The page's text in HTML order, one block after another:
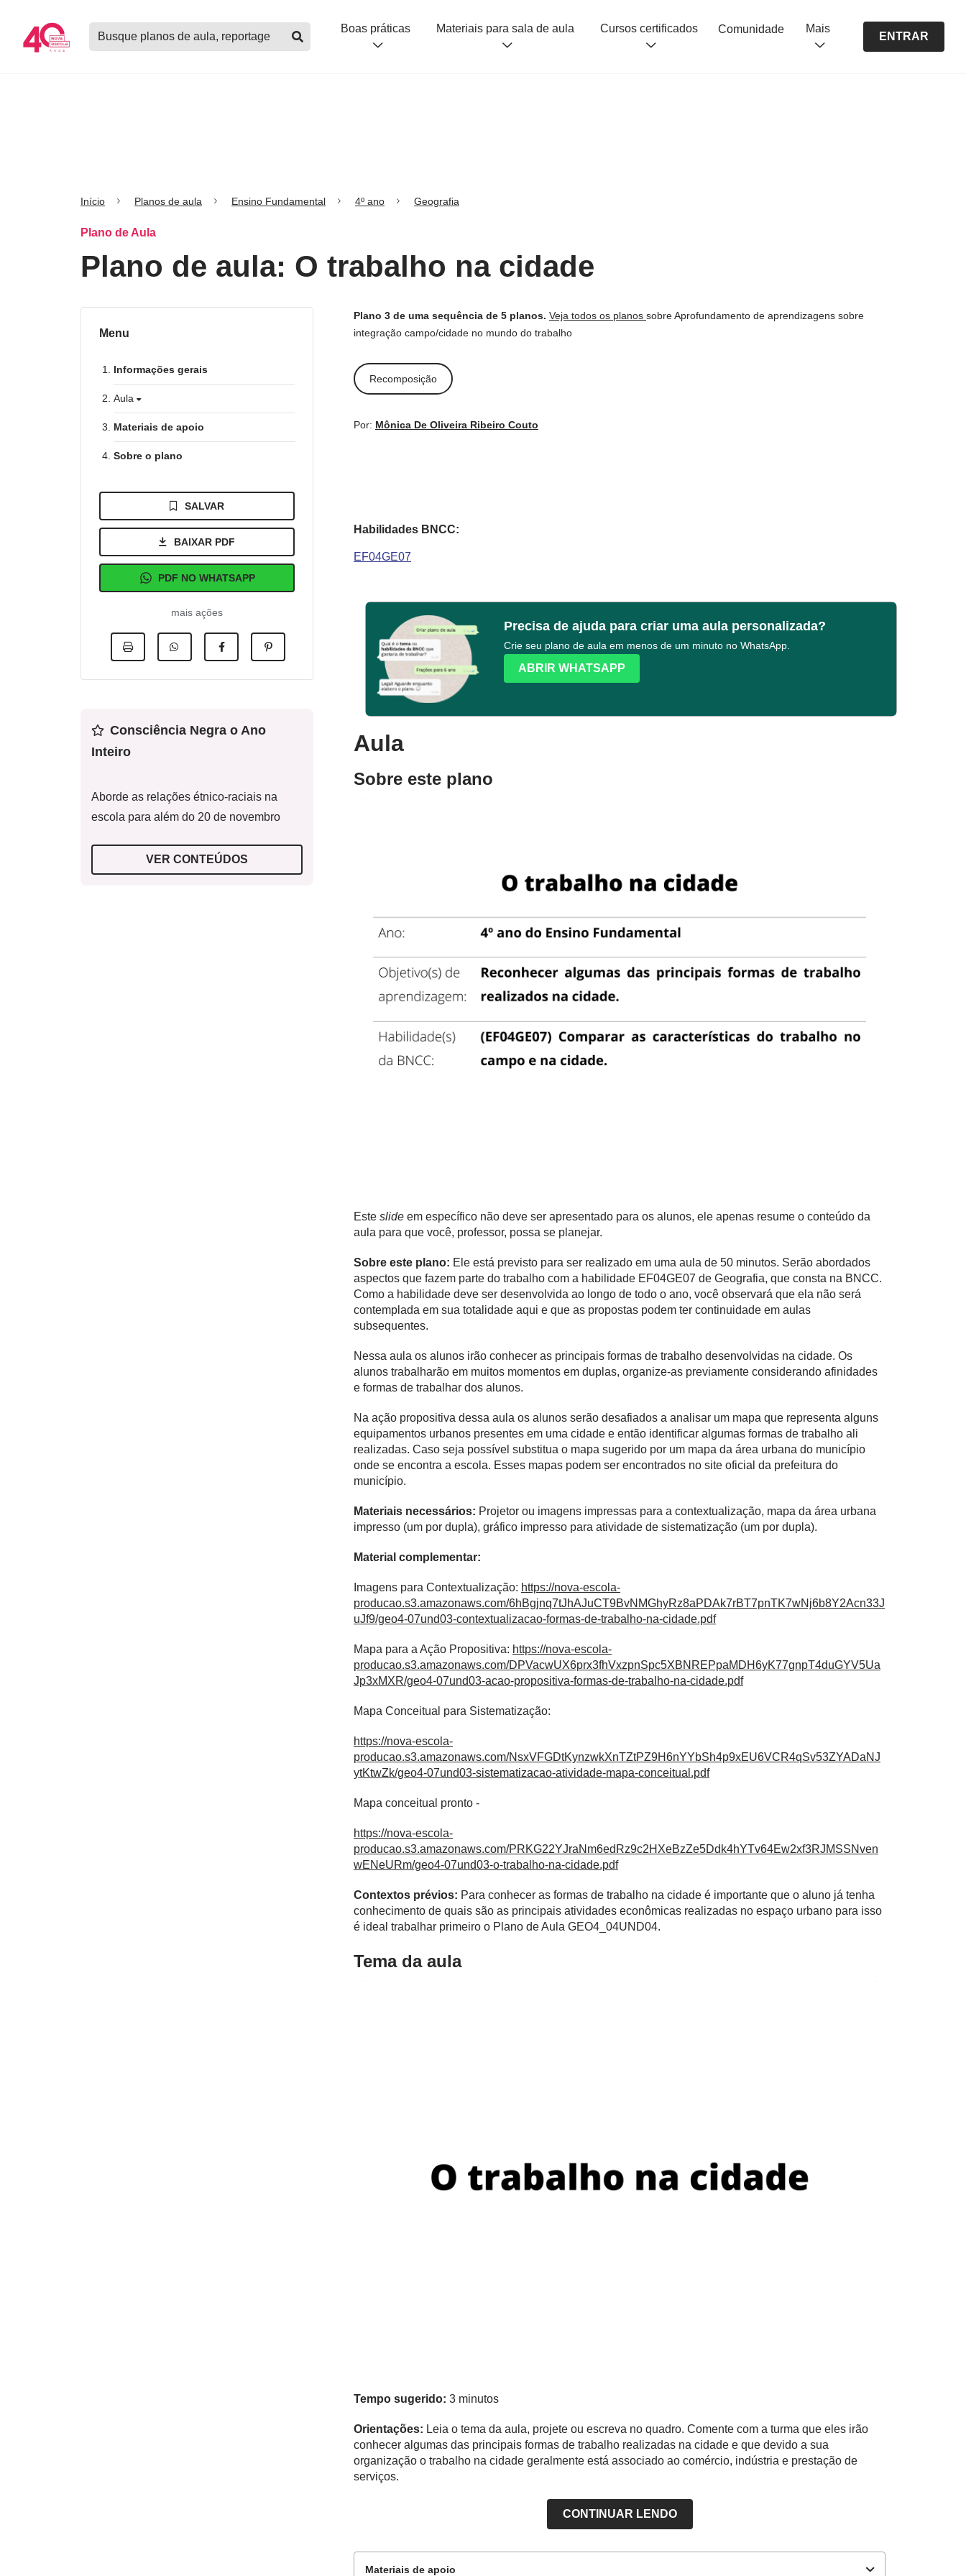
Buscar
planos
Boas práticas Materiais para sala de aula Cursos certificados Comunidade Mais
ENTRAR
Início Planos de aula Ensino Fundamental 4º ano Geografia
Plano de Aula
Plano de aula: O trabalho na cidade
Menu
Informações gerais
Aula
Materiais de apoio
Sobre o plano
SALVAR
BAIXAR PDF
PDF NO WHATSAPP
mais ações
Consciência Negra o Ano
Inteiro
Aborde as relações étnico-raciais na
escola para além do 20 de novembro
VER CONTEÚDOS
Plano 3 de uma sequência de 5 planos. Veja todos os planos sobre Aprofundamento de aprendizagens sobre
integração campo/cidade no mundo do trabalho
Recomposição
Por: Mônica De Oliveira Ribeiro Couto
Habilidades BNCC:
EF04GE07
Precisa de ajuda para criar uma aula personalizada?
Crie seu plano de aula em menos de um minuto no WhatsApp.
ABRIR WHATSAPP
Aula
Sobre este plano
Este slide em específico não deve ser apresentado para os alunos, ele apenas resume o conteúdo da
aula para que você, professor, possa se planejar.
Sobre este plano: Ele está previsto para ser realizado em uma aula de 50 minutos. Serão abordados
aspectos que fazem parte do trabalho com a habilidade EF04GE07 de Geografia, que consta na BNCC.
Como a habilidade deve ser desenvolvida ao longo de todo o ano, você observará que ela não será
contemplada em sua totalidade aqui e que as propostas podem ter continuidade em aulas
subsequentes.
Nessa aula os alunos irão conhecer as principais formas de trabalho desenvolvidas na cidade. Os
alunos trabalharão em muitos momentos em duplas, organize-as previamente considerando afinidades
e formas de trabalhar dos alunos.
Na ação propositiva dessa aula os alunos serão desafiados a analisar um mapa que representa alguns
equipamentos urbanos presentes em uma cidade e então identificar algumas formas de trabalho ali
realizadas. Caso seja possível substitua o mapa sugerido por um mapa da área urbana do município
onde se encontra a escola. Esses mapas podem ser encontrados no site oficial da prefeitura do
município.
Materiais necessários: Projetor ou imagens impressas para a contextualização, mapa da área urbana
impresso (um por dupla), gráfico impresso para atividade de sistematização (um por dupla).
Material complementar:
Imagens para Contextualização: https://nova-escola-
producao.s3.amazonaws.com/6hBgjnq7tJhAJuCT9BvNMGhyRz8aPDAk7rBT7pnTK7wNj6b8Y2Acn33J
uJf9/geo4-07und03-contextualizacao-formas-de-trabalho-na-cidade.pdf
Mapa para a Ação Propositiva: https://nova-escola-
producao.s3.amazonaws.com/DPVacwUX6prx3fhVxzpnSpc5XBNREPpaMDH6yK77gnpT4duGYV5Ua
Jp3xMXR/geo4-07und03-acao-propositiva-formas-de-trabalho-na-cidade.pdf
Mapa Conceitual para Sistematização:
https://nova-escola-
producao.s3.amazonaws.com/NsxVFGDtKynzwkXnTZtPZ9H6nYYbSh4p9xEU6VCR4qSv53ZYADaNJ
ytKtwZk/geo4-07und03-sistematizacao-atividade-mapa-conceitual.pdf
Mapa conceitual pronto -
https://nova-escola-
producao.s3.amazonaws.com/PRKG22YJraNm6edRz9c2HXeBzZe5Ddk4hYTv64Ew2xf3RJMSSNven
wENeURm/geo4-07und03-o-trabalho-na-cidade.pdf
Contextos prévios: Para conhecer as formas de trabalho na cidade é importante que o aluno já tenha
conhecimento de quais são as principais atividades econômicas realizadas no espaço urbano para isso
é ideal trabalhar primeiro o Plano de Aula GEO4_04UND04.
Tema da aula
Tempo sugerido: 3 minutos
Orientações: Leia o tema da aula, projete ou escreva no quadro. Comente com a turma que eles irão
conhecer algumas das principais formas de trabalho realizadas na cidade e que devido a sua
organização o trabalho na cidade geralmente está associado ao comércio, indústria e prestação de
serviços.
CONTINUAR LENDO
Materiais de apoio